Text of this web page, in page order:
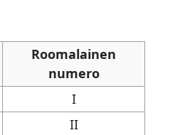
Roomalainen
numero
I
II